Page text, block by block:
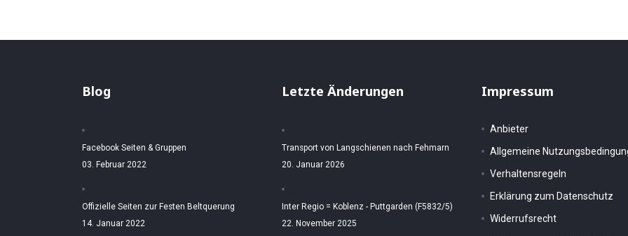
Blog
Facebook Seiten & Gruppen
03. Februar 2022
Offizielle Seiten zur Festen Beltquerung
14. Januar 2022
Letzte Änderungen
Transport von Langschienen nach Fehmarn
20. Januar 2026
Inter Regio = Koblenz - Puttgarden (F5832/5)
22. November 2025
Impressum
Anbieter
Allgemeine
Verhaltensregeln
Erklärung zum Datenschutz
Widerrufsrecht